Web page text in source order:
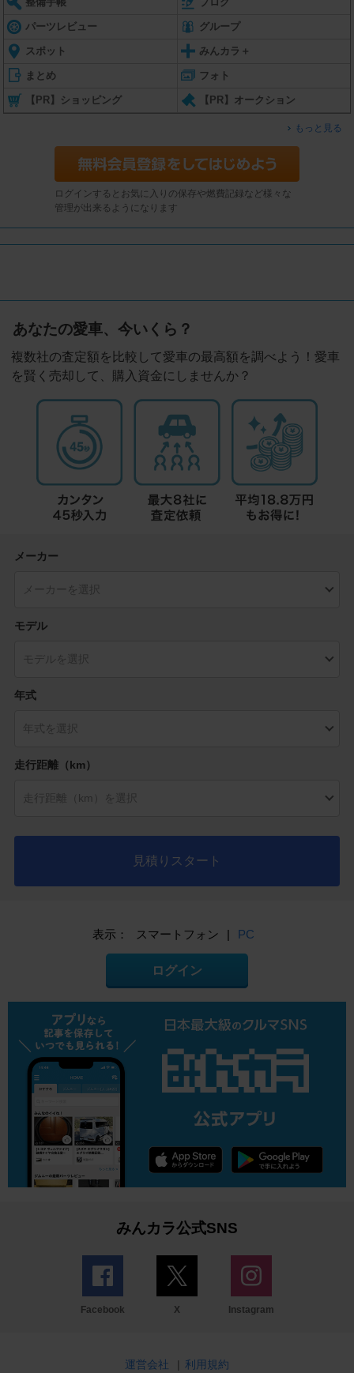
パーツレビュー グループ
スポット みんカラ＋
まとめ フォト
【PR】ショッピング 【PR】オークション
もっと見る
ログインするとお気に入りの保存や燃費記録など様々な
管理が出来るようになります
あなたの愛車、今いくら？
複数社の査定額を比較して愛車の最高額を調べよう！愛車
を賢く売却して、購入資金にしませんか？
メーカー
モデル
年式
走行距離（km）
見積りスタート
表示： スマートフォン | PC
ログイン
みんカラ公式SNS
Facebook X Instagram
運営会社 | 利用規約